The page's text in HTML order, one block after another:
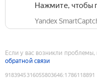
Нажмите, чтобы
Yandex
Если у вас возникли проблемы,
обратной связи
9183945316055803646:1786118891